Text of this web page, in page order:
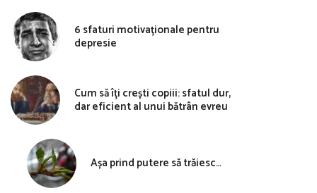
6 sfaturi motivaționale pentru
depresie
Cum să îți crești copiii: sfatul dur,
dar eficient al unui bătrân evreu
Așa prind putere să trăiesc…